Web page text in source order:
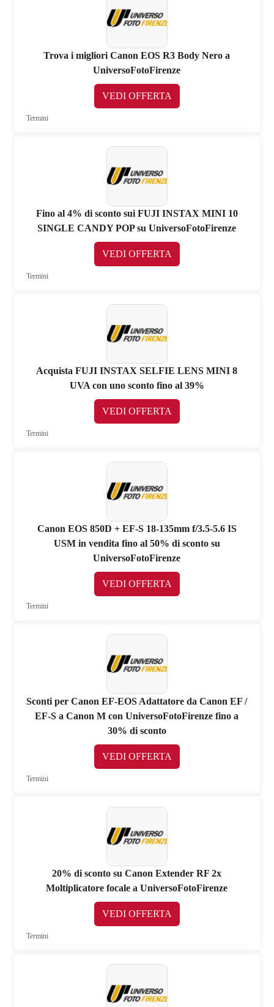
Trova i migliori Canon EOS R3 Body Nero a
UniversoFotoFirenze
VEDI OFFERTA
Termini
Fino al 4% di sconto sui FUJI INSTAX MINI 10
SINGLE CANDY POP su UniversoFotoFirenze
VEDI OFFERTA
Termini
Acquista FUJI INSTAX SELFIE LENS MINI 8
UVA con uno sconto fino al 39%
VEDI OFFERTA
Termini
Canon EOS 850D + EF-S 18-135mm f/3.5-5.6 IS
USM in vendita fino al 50% di sconto su
UniversoFotoFirenze
VEDI OFFERTA
Termini
Sconti per Canon EF-EOS Adattatore da Canon EF /
EF-S a Canon M con UniversoFotoFirenze fino a
30% di sconto
VEDI OFFERTA
Termini
20% di sconto su Canon Extender RF 2x
Moltiplicatore focale a UniversoFotoFirenze
VEDI OFFERTA
Termini